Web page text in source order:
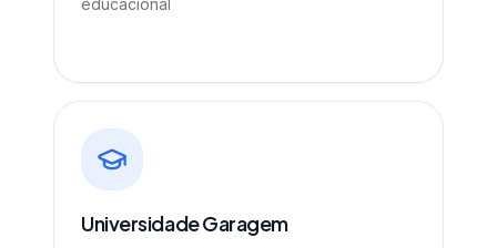
educacional
Universidade Garagem